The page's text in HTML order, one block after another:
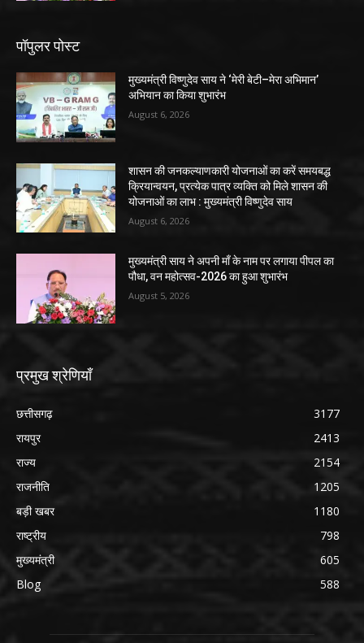
पॉपुलर पोस्ट
मुख्यमंत्री विष्णुदेव साय ने ‘मेरी बेटी–मेरा अभिमान’
अभियान का किया शुभारंभ
August 6, 2026
शासन की जनकल्याणकारी योजनाओं का करें समयबद्ध
क्रियान्वयन, प्रत्येक पात्र व्यक्ति को मिले शासन की
योजनाओं का लाभ : मुख्यमंत्री विष्णुदेव साय
August 6, 2026
मुख्यमंत्री साय ने अपनी माँ के नाम पर लगाया पीपल का
पौधा, वन महोत्सव-2026 का हुआ शुभारंभ
August 5, 2026
प्रमुख श्रेणियाँ
छत्तीसगढ़
3177
रायपुर
2413
राज्य
2154
राजनीति
1205
बड़ी खबर
1180
राष्ट्रीय
798
मुख्यमंत्री
605
Blog
588